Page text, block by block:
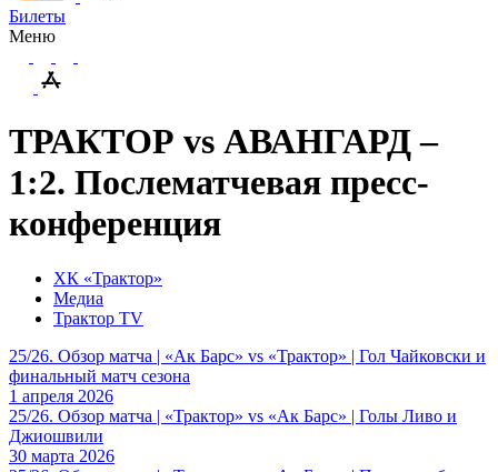
Билеты
Меню
ТРАКТОР vs АВАНГАРД –
1:2. Послематчевая пресс-
конференция
ХК «Трактор»
Медиа
Трактор TV
25/26. Обзор матча | «Ак Барс» vs «Трактор» | Гол Чайковски и
финальный матч сезона
1 апреля 2026
25/26. Обзор матча | «Трактор» vs «Ак Барс» | Голы Ливо и
Джиошвили
30 марта 2026